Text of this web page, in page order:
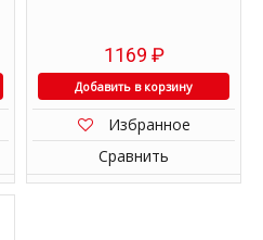
1169 ₽
Добавить в корзину
Избранное
Сравнить